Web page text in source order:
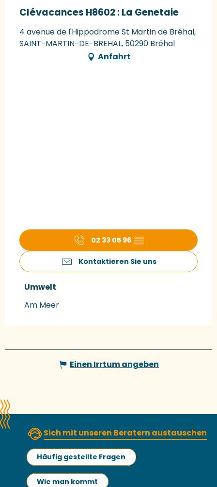
Clévacances H8602 : La Genetaie
4 avenue de l'Hippodrome St Martin de Bréhal,
SAINT-MARTIN-DE-BREHAL, 50290 Bréhal
Anfahrt
02 33 05 96 ▒▒
Kontaktieren Sie uns
Umwelt
Umwelt
Am Meer
Einen Irrtum angeben
Sich mit unseren Beratern austauschen
Häufig gestellte Fragen
Wie man kommt